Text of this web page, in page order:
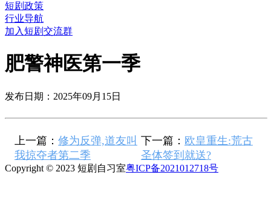
短剧政策
行业导航
加入短剧交流群
肥警神医第一季
发布日期：2025年09月15日
上一篇： 修为反弹,道友叫
我掠夺者第二季
下一篇： 欧皇重生:荒古
圣体签到就送?
Copyright © 2023 短剧自习室粤ICP备2021012718号